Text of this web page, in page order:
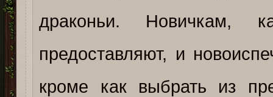
драконьи. Новичкам,
предоставляют, и
кроме как выбрать из